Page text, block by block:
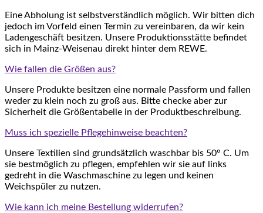
Eine Abholung ist selbstverständlich möglich. Wir bitten dich
jedoch im Vorfeld einen Termin zu vereinbaren, da wir kein
Ladengeschäft besitzen. Unsere Produktionsstätte befindet
sich in Mainz-Weisenau direkt hinter dem REWE.
Wie fallen die Größen aus?
Unsere Produkte besitzen eine normale Passform und fallen
weder zu klein noch zu groß aus. Bitte checke aber zur
Sicherheit die Größentabelle in der Produktbeschreibung.
Muss ich spezielle Pflegehinweise beachten?
Unsere Textilien sind grundsätzlich waschbar bis 50° C. Um
sie bestmöglich zu pflegen, empfehlen wir sie auf links
gedreht in die Waschmaschine zu legen und keinen
Weichspüler zu nutzen.
Wie kann ich meine Bestellung widerrufen?